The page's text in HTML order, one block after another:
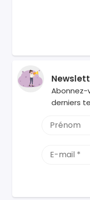
Abonnez-
derniers